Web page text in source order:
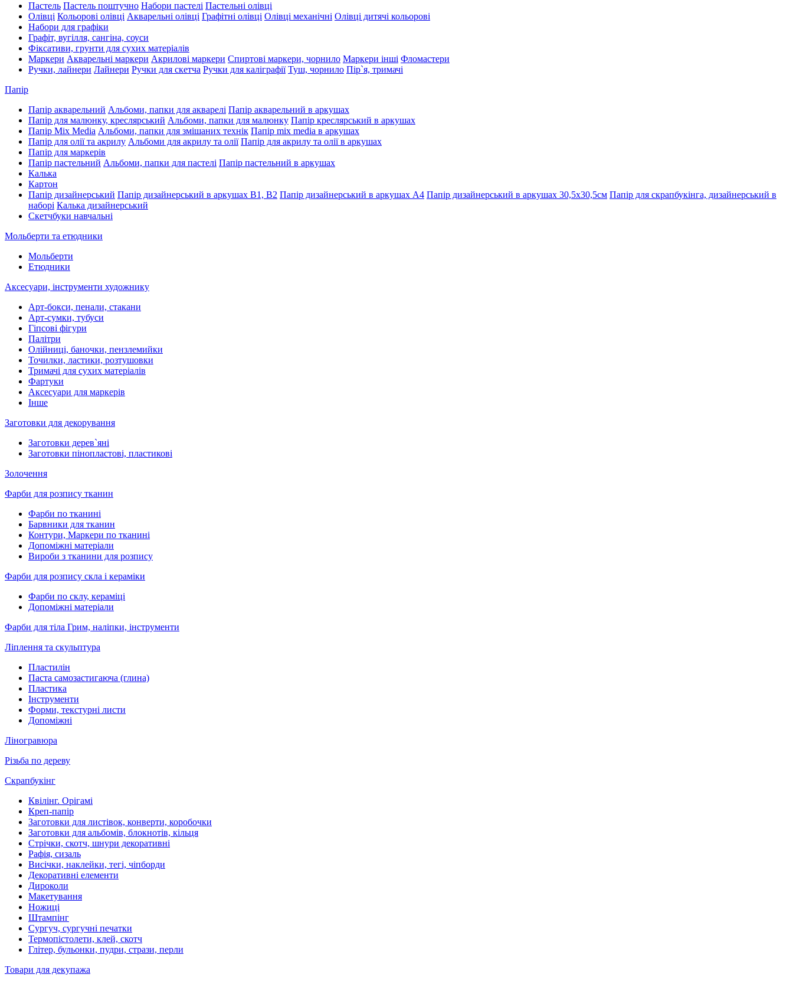
Пастель Пастель поштучно Набори пастелі Пастельні олівці
Олівці Кольорові олівці Акварельні олівці Графітні олівці Олівці механічні Олівці дитячі кольорові
Набори для графіки
Графіт, вугілля, сангіна, соуси
Фіксативи, грунти для сухих матеріалів
Маркери Акварельні маркери Акрилові маркери Спиртові маркери, чорнило Маркери інші Фломастери
Ручки, лайнери Лайнери Ручки для скетча Ручки для каліграфії Туш, чорнило Пір`я, тримачі
Папір
Папір акварельний Альбоми, папки для акварелі Папір акварельний в аркушах
Папір для малюнку, креслярський Альбоми, папки для малюнку Папір креслярський в аркушах
Папір Mix Media Альбоми, папки для змішаних технік Папір mix media в аркушах
Папір для олії та акрилу Альбоми для акрилу та олії Папір для акрилу та олії в аркушах
Папір для маркерів
Папір пастельний Альбоми, папки для пастелі Папір пастельний в аркушах
Калька
Картон
Папір дизайнерський Папір дизайнерський в аркушах В1, В2 Папір дизайнерський в аркушах А4 Папір дизайнерський в аркушах 30,5х30,5см Папір для скрапбукінга, дизайнерський в
наборі Калька дизайнерський
Скетчбуки навчальні
Мольберти та етюдники
Мольберти
Етюдники
Аксесуари, інструменти художнику
Арт-бокси, пенали, стакани
Арт-сумки, тубуси
Гіпсові фігури
Палітри
Олійниці, баночки, пензлемийки
Точилки, ластики, розтушовки
Тримачі для сухих матеріалів
Фартуки
Аксесуари для маркерів
Інше
Заготовки для декорування
Заготовки дерев`яні
Заготовки пінопластові, пластикові
Золочення
Фарби для розпису тканин
Фарби по тканині
Барвники для тканин
Контури, Маркери по тканині
Допоміжні матеріали
Вироби з тканини для розпису
Фарби для розпису скла і кераміки
Фарби по склу, кераміці
Допоміжні матеріали
Фарби для тіла Грим, наліпки, інструменти
Ліплення та скульптура
Пластилін
Паста самозастигаюча (глина)
Пластика
Інструменти
Форми, текстурні листи
Допоміжні
Ліногравюра
Різьба по дереву
Скрапбукінг
Квілінг. Орігамі
Креп-папір
Заготовки для листівок, конверти, коробочки
Заготовки для альбомів, блокнотів, кільця
Стрічки, скотч, шнури декоративні
Рафія, сизаль
Висічки, наклейки, тегі, чіпборди
Декоративні елементи
Дироколи
Макетування
Ножиці
Штампінг
Сургуч, сургучні печатки
Термопістолети, клей, скотч
Глітер, бульонки, пудри, стрази, перли
Товари для декупажа